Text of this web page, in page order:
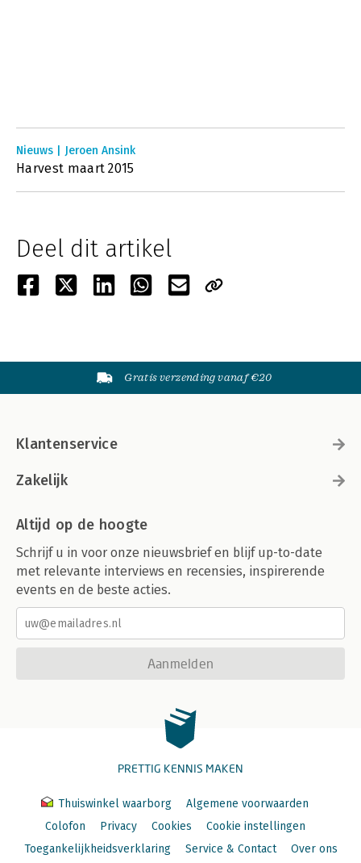
Nieuws | Jeroen Ansink
Harvest maart 2015
Deel dit artikel
Gratis verzending vanaf €20
Klantenservice
Zakelijk
Altijd op de hoogte
Schrijf u in voor onze nieuwsbrief en blijf up-to-date
met relevante interviews en recensies, inspirerende
events en de beste acties.
Aanmelden
PRETTIG KENNIS MAKEN
Thuiswinkel waarborg
Algemene voorwaarden
Colofon
Privacy Cookies
Cookie instellingen
Toegankelijkheidsverklaring
Service & Contact Over ons